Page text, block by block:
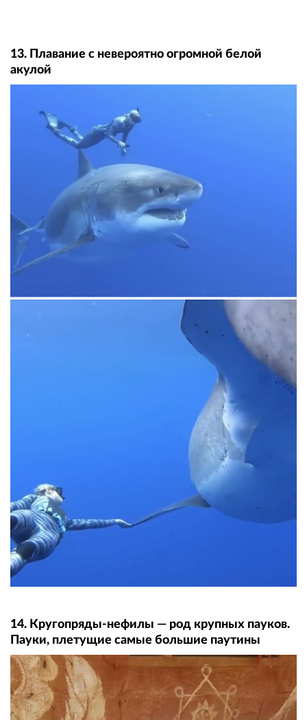
13. Плавание с невероятно огромной белой
акулой
14. Кругопряды-нефилы — род крупных пауков.
Пауки, плетущие самые большие паутины